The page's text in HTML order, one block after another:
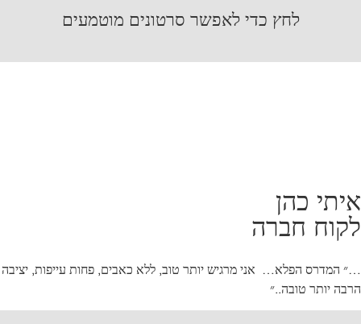
לחץ כדי לאפשר סרטונים מוטמעים
איתי כהן
לקוח חברה
…״ המדרס הפלא… אני מרגיש יותר טוב, ללא כאבים, פחות עייפות, יציבה
הרבה יותר טובה..״